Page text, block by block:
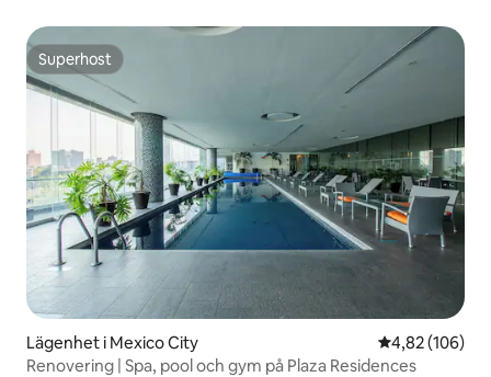
Superhost
Superhost
Lägenhet i Mexico City 4,82 av 5 i
4,82 (106)
Renovering | Spa, pool och gym på Plaza Residences